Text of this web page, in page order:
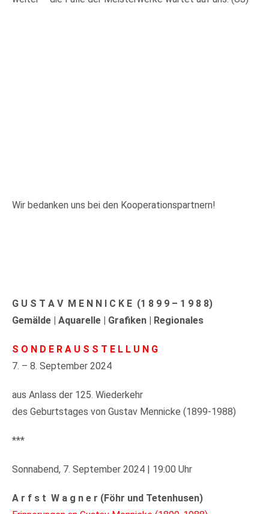
Wir bedanken uns bei den Kooperationspartnern!
G U S T A V M E N N I C K E (1 8 9 9 – 1 9 8 8)
Gemälde | Aquarelle | Grafiken | Regionales
S O N D E R A U S S T E L L U N G
7. – 8. September 2024
aus Anlass der 125. Wiederkehr
des Geburtstages von Gustav Mennicke (1899-1988)
***
Sonnabend, 7. September 2024 | 19:00 Uhr
A r f s t W a g n e r (Föhr und Tetenhusen)